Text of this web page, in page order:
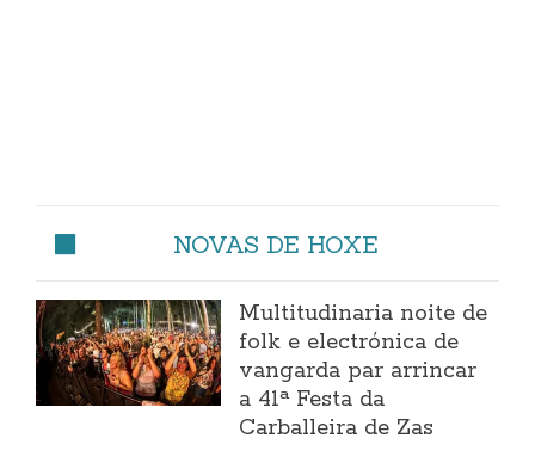
NOVAS DE HOXE
Multitudinaria noite de
folk e electrónica de
vangarda par arrincar
a 41ª Festa da
Carballeira de Zas